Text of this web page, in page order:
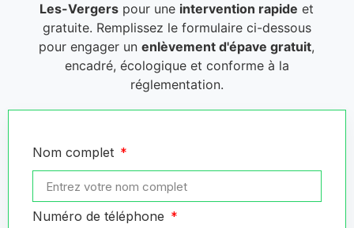
Les-Vergers pour une intervention rapide et
gratuite. Remplissez le formulaire ci-dessous
pour engager unenlèvement d'épave gratuit,
encadré, écologique et conforme à la
réglementation.
Nom complet
Numéro de téléphone